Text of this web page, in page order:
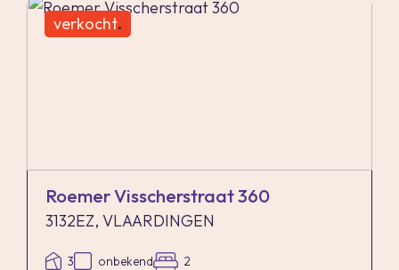
verkocht.
Roemer Visscherstraat 360
3132EZ, VLAARDINGEN
3 onbekend 2